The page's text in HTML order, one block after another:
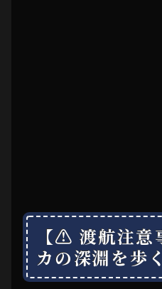
【⚠ 渡航注意
カの深淵を歩